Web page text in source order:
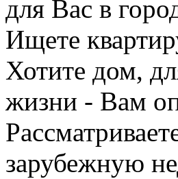
для Вас в
Ищете
Хотите дом,
жизни - Вам
зарубежную